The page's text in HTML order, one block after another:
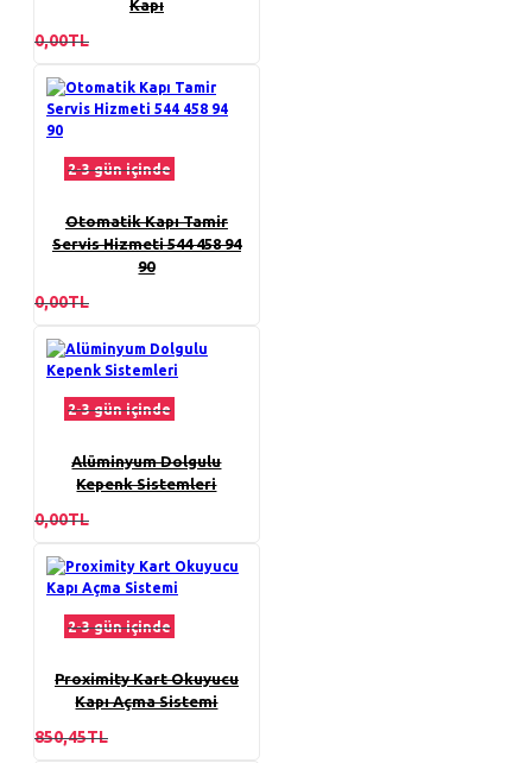
Kapı
0,00TL
2-3 gün içinde
Otomatik Kapı Tamir
Servis Hizmeti 544 458 94
90
0,00TL
2-3 gün içinde
Alüminyum Dolgulu
Kepenk Sistemleri
0,00TL
2-3 gün içinde
Proximity Kart Okuyucu
Kapı Açma Sistemi
850,45TL